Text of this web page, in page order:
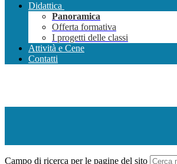
Didattica
Panoramica
Offerta formativa
I progetti delle classi
Attività e Cene
Contatti
Campo di ricerca per le pagine del sito